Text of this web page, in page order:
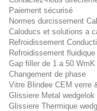
Paiement sécurisé
Normes durcissement
Caloducs et solutions a
Refroidissement
Refroidissement fluidique
Gap filler de 1 a 50 WmK
Changement de phase
Vitre Blindee CEM verre
Glissiere Metal wedgelok
Glissiere Thermique